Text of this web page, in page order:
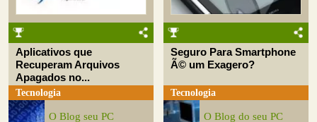
Aplicativos que
Recuperam Arquivos
Apagados no...
Tecnologia
O Blog seu PC
Seguro Para Smartphone
Ã© um Exagero?
Tecnologia
O Blog do seu PC